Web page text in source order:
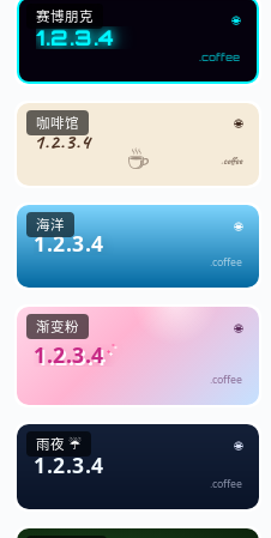
🌐
1.2.3.4
.coffee
赛博朋克
🌐
1.2.3.4
.coffee
咖啡馆
🌐
1.2.3.4
.coffee
海洋
🌐
1.2.3.4
.coffee
渐变粉
🌐
1.2.3.4
.coffee
雨夜 ☔